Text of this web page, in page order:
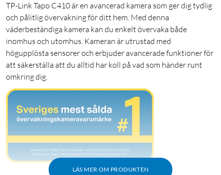
TP-Link Tapo C410 är en avancerad kamera som ger dig tydlig
och pålitlig övervakning för ditt hem. Med denna
väderbeständiga kamera kan du enkelt övervaka både
inomhus och utomhus. Kameran är utrustad med
högupplösta sensorer och erbjuder avancerade funktioner för
att säkerställa att du alltid har koll på vad som händer runt
omkring dig.
LÄS MER OM PRODUKTEN